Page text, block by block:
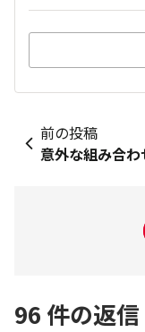
前の投稿
96 件の返信